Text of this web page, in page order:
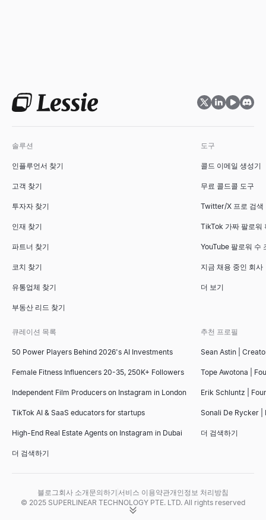
솔루션
인플루언서 찾기
고객 찾기
투자자 찾기
인재 찾기
파트너 찾기
코치 찾기
유통업체 찾기
부동산 리드 찾기
도구
콜드 이메일 생성기
무료 콜드콜 도구
Twitter/X 프로 검색
TikTok 가짜 팔로워
YouTube 팔로워 수
지금 채용 중인 회사
더 보기
큐레이션 목록
50 Power Players Behind 2026's AI Investments
Female Fitness Influencers 20-35, 250K+ Followers
Independent Film Producers on Instagram in London
TikTok AI & SaaS educators for startups
High-End Real Estate Agents on Instagram in Dubai
더 검색하기
추천 프로필
Sean Astin |
Tope Awotona |
Erik Schluntz |
Sonali De Rycker |
더 검색하기
블로그회사 소개문의하기 서비스 이용약관개인정보 처리방침
© 2025 SUPERLINEAR TECHNOLOGY PTE. LTD. All rights reserved